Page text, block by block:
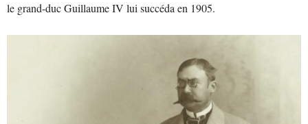
le grand-duc Guillaume IV lui succéda en 1905.